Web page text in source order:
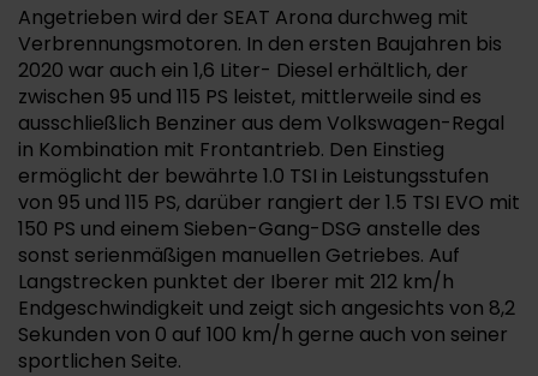
Angetrieben wird der SEAT Arona durchweg mit
Verbrennungsmotoren. In den ersten Baujahren bis
2020 war auch ein 1,6 Liter- Diesel erhältlich, der
zwischen 95 und 115 PS leistet, mittlerweile sind es
ausschließlich Benziner aus dem Volkswagen-Regal
in Kombination mit Frontantrieb. Den Einstieg
ermöglicht der bewährte 1.0 TSI in Leistungsstufen
von 95 und 115 PS, darüber rangiert der 1.5 TSI EVO mit
150 PS und einem Sieben-Gang-DSG anstelle des
sonst serienmäßigen manuellen Getriebes. Auf
Langstrecken punktet der Iberer mit 212 km/h
Endgeschwindigkeit und zeigt sich angesichts von 8,2
Sekunden von 0 auf 100 km/h gerne auch von seiner
sportlichen Seite.